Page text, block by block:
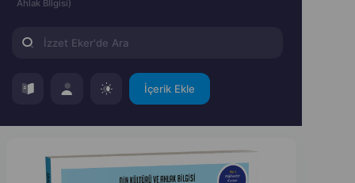
Ahlak Bİlgisi)
İçerik Ekle